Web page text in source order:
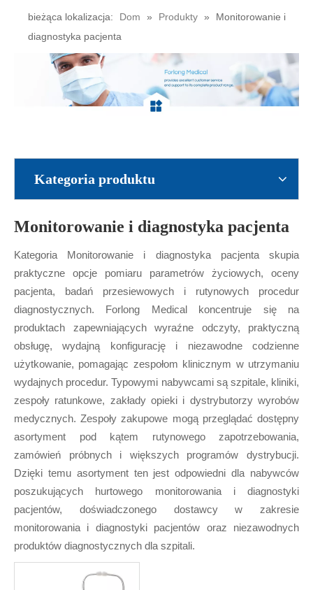
bieżąca lokalizacja: Dom » Produkty »
Monitorowanie i
diagnostyka pacjenta
Kategoria produktu
Monitorowanie i diagnostyka pacjenta
Kategoria Monitorowanie i diagnostyka pacjenta skupia
praktyczne opcje pomiaru parametrów życiowych, oceny
pacjenta, badań przesiewowych i rutynowych procedur
diagnostycznych. Forlong Medical koncentruje się na
produktach zapewniających wyraźne odczyty, praktyczną
obsługę, wydajną konfigurację i niezawodne codzienne
użytkowanie, pomagając zespołom klinicznym w utrzymaniu
wydajnych procedur. Typowymi nabywcami są szpitale, kliniki,
zespoły ratunkowe, zakłady opieki i dystrybutorzy wyrobów
medycznych. Zespoły zakupowe mogą przeglądać dostępny
asortyment pod kątem rutynowego zapotrzebowania,
zamówień próbnych i większych programów dystrybucji.
Dzięki temu asortyment ten jest odpowiedni dla nabywców
poszukujących hurtowego monitorowania i diagnostyki
pacjentów, doświadczonego dostawcy w zakresie
monitorowania i diagnostyki pacjentów oraz niezawodnych
produktów diagnostycznych dla szpitali.